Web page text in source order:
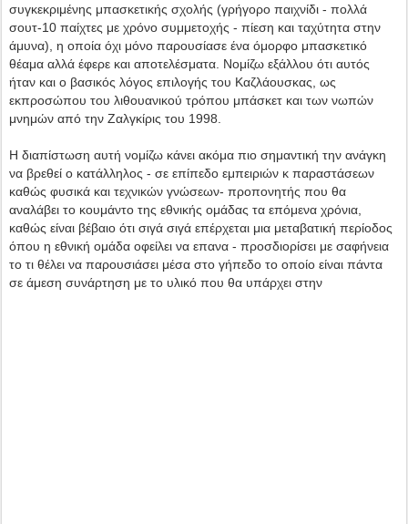
συγκεκριμένης μπασκετικής σχολής (γρήγορο παιχνίδι - πολλά
σουτ-10 παίχτες με χρόνο συμμετοχής - πίεση και ταχύτητα στην
άμυνα), η οποία όχι μόνο παρουσίασε ένα όμορφο μπασκετικό
θέαμα αλλά έφερε και αποτελέσματα. Νομίζω εξάλλου ότι αυτός
ήταν και ο βασικός λόγος επιλογής του Καζλάουσκας, ως
εκπροσώπου του λιθουανικού τρόπου μπάσκετ και των νωπών
μνημών από την Ζαλγκίρις του 1998.
Η διαπίστωση αυτή νομίζω κάνει ακόμα πιο σημαντική την ανάγκη
να βρεθεί ο κατάλληλος - σε επίπεδο εμπειριών κ παραστάσεων
καθώς φυσικά και τεχνικών γνώσεων- προπονητής που θα
αναλάβει το κουμάντο της εθνικής ομάδας τα επόμενα χρόνια,
καθώς είναι βέβαιο ότι σιγά σιγά επέρχεται μια μεταβατική περίοδος
όπου η εθνική ομάδα οφείλει να επανα - προσδιορίσει με σαφήνεια
το τι θέλει να παρουσιάσει μέσα στο γήπεδο το οποίο είναι πάντα
σε άμεση συνάρτηση με το υλικό που θα υπάρχει στην